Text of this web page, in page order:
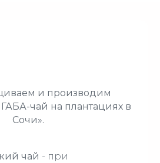
и производим
чай на плантациях в
Сочи».
чай - при